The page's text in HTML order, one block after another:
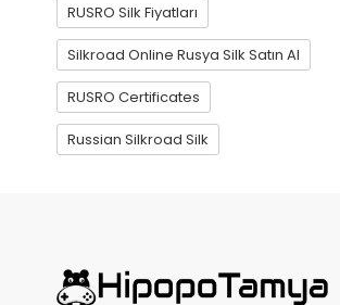
RUSRO Silk Fiyatları
Silkroad Online Rusya Silk Satın Al
RUSRO Certificates
Russian Silkroad Silk